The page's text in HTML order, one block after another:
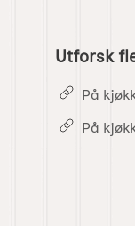
Utforsk
På
På